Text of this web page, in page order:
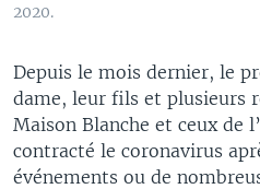
2020.
Depuis le mois dernier, le
dame, leur fils et plusieurs
Maison Blanche et ceux de
contracté le coronavirus
événements ou de